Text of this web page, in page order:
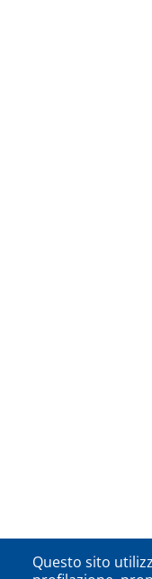
Questo sito